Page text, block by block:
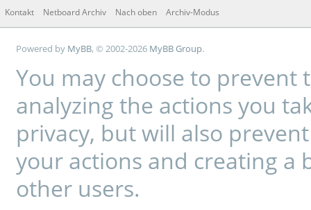
Kontakt Netboard Archiv Nach oben Archiv-Modus
Powered by MyBB, © 2002-2026 MyBB Group.
You may choose to
analyzing the actions you
privacy, but will also
your actions and creating a
other users.